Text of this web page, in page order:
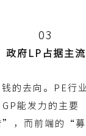
03
政府LP占据主流
的去向。PE行
能发力的主要
，而前端的“